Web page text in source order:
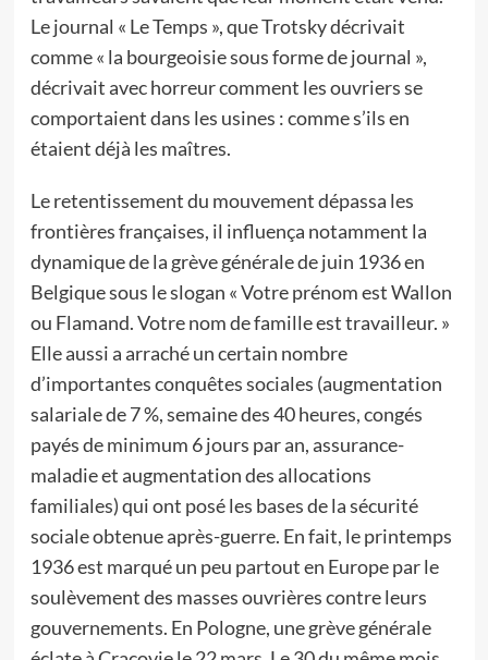
Le journal « Le Temps », que Trotsky décrivait
comme « la bourgeoisie sous forme de journal »,
décrivait avec horreur comment les ouvriers se
comportaient dans les usines : comme s’ils en
étaient déjà les maîtres.
Le retentissement du mouvement dépassa les
frontières françaises, il influença notamment la
dynamique de la grève générale de juin 1936 en
Belgique sous le slogan « Votre prénom est Wallon
ou Flamand. Votre nom de famille est travailleur. »
Elle aussi a arraché un certain nombre
d’importantes conquêtes sociales (augmentation
salariale de 7 %, semaine des 40 heures, congés
payés de minimum 6 jours par an, assurance-
maladie et augmentation des allocations
familiales) qui ont posé les bases de la sécurité
sociale obtenue après-guerre. En fait, le printemps
1936 est marqué un peu partout en Europe par le
soulèvement des masses ouvrières contre leurs
gouvernements. En Pologne, une grève générale